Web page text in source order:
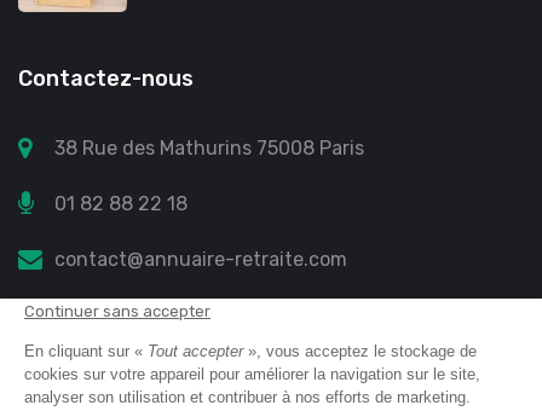
Contactez-nous
38 Rue des Mathurins 75008 Paris
01 82 88 22 18
contact@annuaire-retraite.com